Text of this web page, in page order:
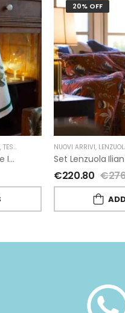
,TESSITURA TOSCANA TELERIE
Strofinaccio Natalizio Etoile In Lino Di Tessitura Toscana Telerie
20% OFF
NUOVI ARRIVI,
€220.80 €